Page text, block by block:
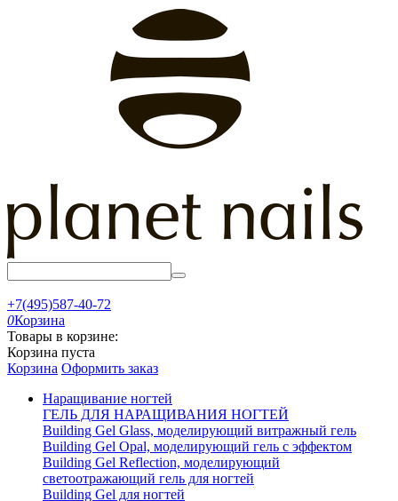
+7(495)587-40-72
0Корзина
Товары в корзине:
Корзина пуста
Корзина Оформить заказ
Наращивание ногтей
ГЕЛЬ ДЛЯ НАРАЩИВАНИЯ НОГТЕЙ
Building Gel Glass, моделирующий витражный гель
Building Gel Opal, моделирующий гель с эффектом
Building Gel Reflection, моделирующий
светоотражающий гель для ногтей
Building Gel для ногтей